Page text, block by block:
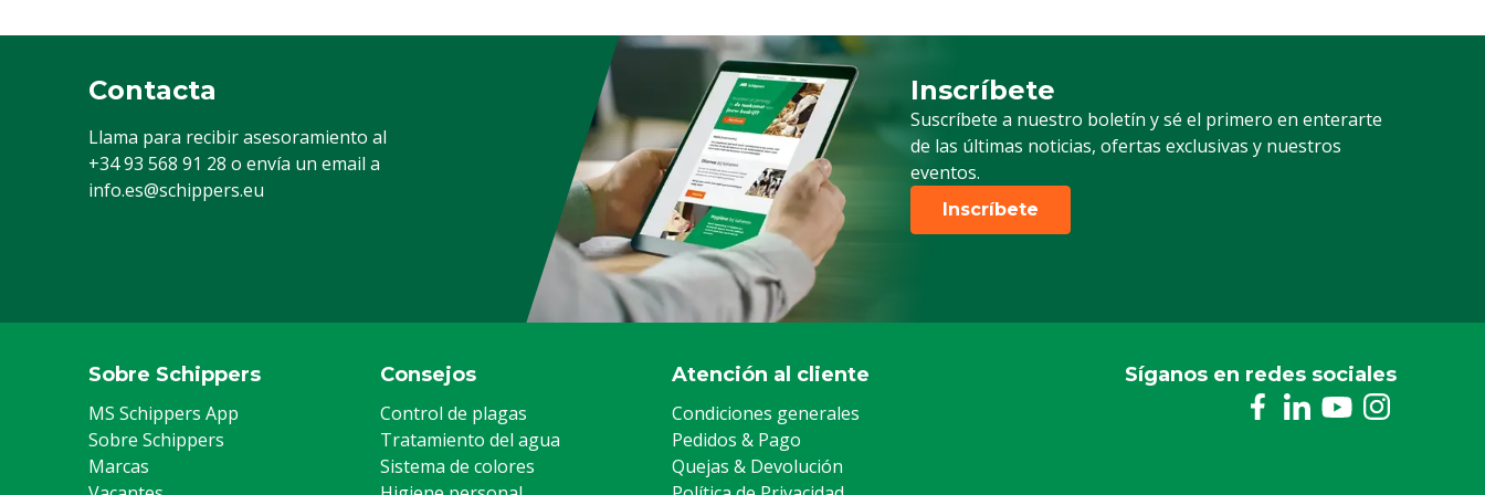
Tiempo de remojo de
30 min
Número ONU
UN2924-1
Tiempo de inmersión de los
Garantía
Estándar, de acuerdo con nuestras
garantía, que figuran bajo el epígrafe
Devolución" en la parte inferior de esta
página web.
Contacta
Llama para recibir asesoramiento al
+34 93 568 91 28 o envía un email a
info.es@schippers.eu
Inscríbete
Suscríbete a nuestro boletín y sé el primero en enterarte
de las últimas noticias, ofertas exclusivas y nuestros
eventos.
Suscripción a nuestro boletín
Inscríbete
Sobre Schippers
MS Schippers App
Sobre Schippers
Marcas
Consejos
Control de plagas
Tratamiento del agua
Sistema de colores
Atención al cliente
Condiciones generales
Pedidos & Pago
Quejas & Devolución
Síganos en redes sociales